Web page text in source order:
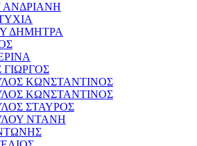
ΔΗΜΗΤΡΑ
ΚΩΝΣΤΑΝΤΙΝΟΣ
ΚΩΝΣΤΑΝΤΙΝΟΣ
ΣΤΑΥΡΟΣ
ΝΤΑΝΗ